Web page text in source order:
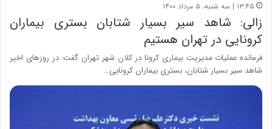
۱۳:۴۵ | سه شنبه، ۵ مرداد ۱۴۰۰
زالی: شاهد سیر بسیار شتابان بستری بیماران
کرونایی در تهران هستیم
فرمانده عملیات مدیریت بیماری کرونا در کلان شهر تهران گفت: در روزهای اخیر
شاهد سیر بسیار شتابان، بستری بیماران کرونایی…